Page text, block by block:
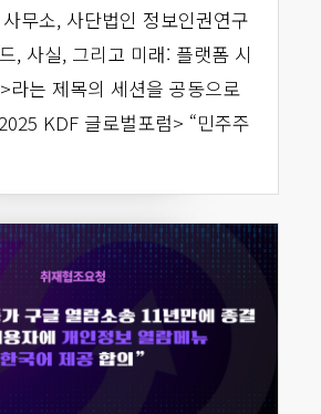
무소, 사단법인 정보인권연구
, 사실, 그리고 미래: 플랫폼 시
라는 제목의 세션을 공동으로
KDF 글로벌포럼> “민주주